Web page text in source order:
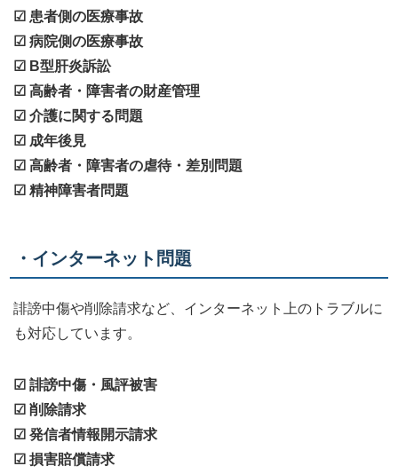
☑ 患者側の医療事故
☑ 病院側の医療事故
☑ B型肝炎訴訟
☑ 高齢者・障害者の財産管理
☑ 介護に関する問題
☑ 成年後見
☑ 高齢者・障害者の虐待・差別問題
☑ 精神障害者問題
・インターネット問題
誹謗中傷や削除請求など、インターネット上のトラブルに
も対応しています。
☑ 誹謗中傷・風評被害
☑ 削除請求
☑ 発信者情報開示請求
☑ 損害賠償請求